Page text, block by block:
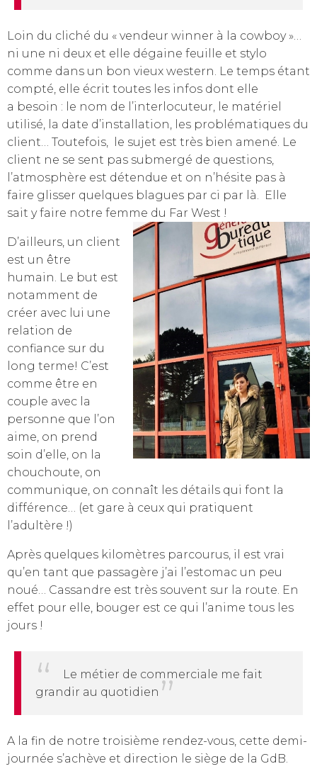
Loin du cliché du « vendeur winner à la cowboy »…
ni une ni deux et elle dégaine feuille et stylo
comme dans un bon vieux western. Le temps étant
compté, elle écrit toutes les infos dont elle
a besoin : le nom de l’interlocuteur, le matériel
utilisé, la date d’installation, les problématiques du
client… Toutefois, le sujet est très bien amené. Le
client ne se sent pas submergé de questions,
l’atmosphère est détendue et on n’hésite pas à
faire glisser quelques blagues par ci par là. Elle
sait y faire notre femme du Far West !
D’ailleurs, un client
est un être
humain. Le but est
notamment de
créer avec lui une
relation de
confiance sur du
long terme! C’est
comme être en
couple avec la
personne que l’on
aime, on prend
soin d’elle, on la
chouchoute, on
communique, on connaît les détails qui font la
différence… (et gare à ceux qui pratiquent
l’adultère !)
Après quelques kilomètres parcourus, il est vrai
qu’en tant que passagère j’ai l’estomac un peu
noué… Cassandre est très souvent sur la route. En
effet pour elle, bouger est ce qui l’anime tous les
jours !
Le métier de commerciale me fait
grandir au quotidien
A la fin de notre troisième rendez-vous, cette demi-
journée s’achève et direction le siège de la GdB.